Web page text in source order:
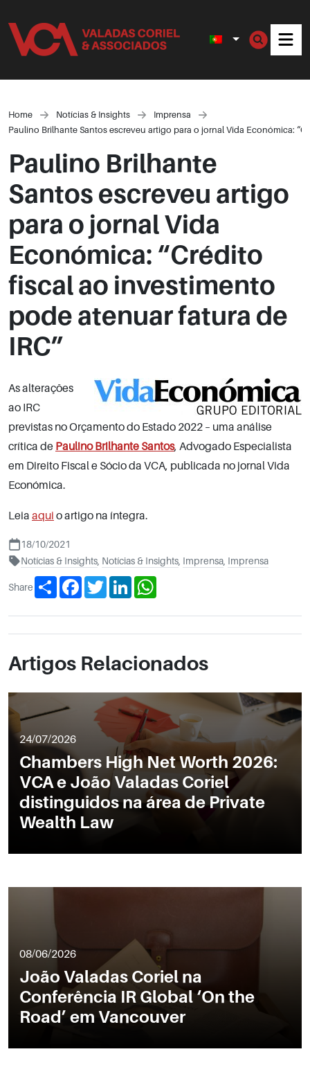
Home Notícias & Insights
Imprensa
Paulino Brilhante Santos escreveu artigo para o jornal Vida Económica:
Paulino Brilhante
Santos escreveu artigo
para o jornal Vida
Económica: “Crédito
fiscal ao investimento
pode atenuar fatura de
IRC”
As alterações
ao IRC
previstas no Orçamento do Estado 2022 – uma análise
crítica de Paulino Brilhante Santos, Advogado Especialista
em Direito Fiscal e Sócio da VCA, publicada no jornal Vida
Económica.
Leia aqui o artigo na íntegra.
18/10/2021
Notícias & Insights Notícias & Insights Imprensa Imprensa
Share Share FacebookTwitterLinkedIn
Artigos Relacionados
24/07/2026
Chambers High Net Worth 2026:
VCA e João Valadas Coriel
distinguidos na área de Private
Wealth Law
08/06/2026
João Valadas Coriel na
Conferência IR Global ‘On the
Road’ em Vancouver